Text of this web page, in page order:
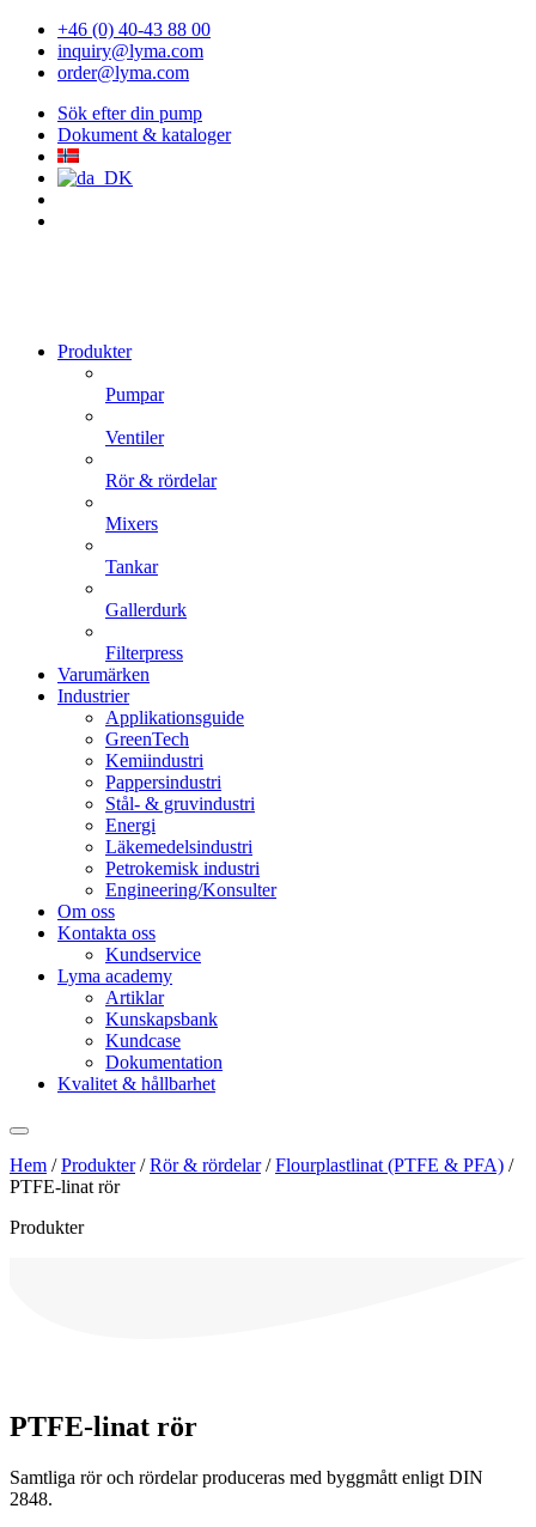
+46 (0) 40-43 88 00
inquiry@lyma.com
order@lyma.com
Sök efter din pump
Dokument & kataloger
Produkter
Pumpar
Ventiler
Rör & rördelar
Mixers
Tankar
Gallerdurk
Filterpress
Varumärken
Industrier
Applikationsguide
GreenTech
Kemiindustri
Pappersindustri
Stål- & gruvindustri
Energi
Läkemedelsindustri
Petrokemisk industri
Engineering/Konsulter
Om oss
Kontakta oss
Kundservice
Lyma academy
Artiklar
Kunskapsbank
Kundcase
Dokumentation
Kvalitet & hållbarhet
Hem /Produkter/Rör & rördelar/Flourplastlinat (PTFE & PFA) /
PTFE-linat rör
Produkter
PTFE-linat rör
Samtliga rör och rördelar produceras med byggmått enligt DIN
2848.